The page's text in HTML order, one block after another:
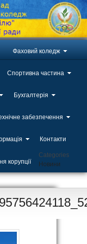
Фаховий коледж
Спортивна частина
Бухгалтерія
забезпечення
Контакти
корупції
Categories
Новини